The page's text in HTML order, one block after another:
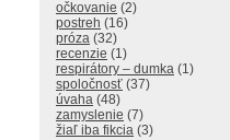
očkovanie (2)
postreh (16)
próza (32)
recenzie (1)
respirátory – dumka (1)
spoločnosť (37)
úvaha (48)
zamyslenie (7)
žiaľ iba fikcia (3)